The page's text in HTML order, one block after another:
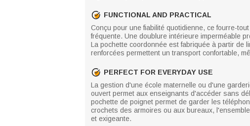
FUNCTIONAL AND PRACTICAL
Conçu pour une fiabilité quotidienne, ce fourre-
fréquente. Une doublure intérieure imperméable
La pochette coordonnée est fabriquée à partir de
renforcées permettent un transport confortable,
PERFECT FOR EVERYDAY USE
La gestion d'une école maternelle ou d'une
ouvert permet aux enseignants d'accéder sans
pochette de poignet permet de garder les
crochets des armoires ou aux bureaux,
et exigeante.